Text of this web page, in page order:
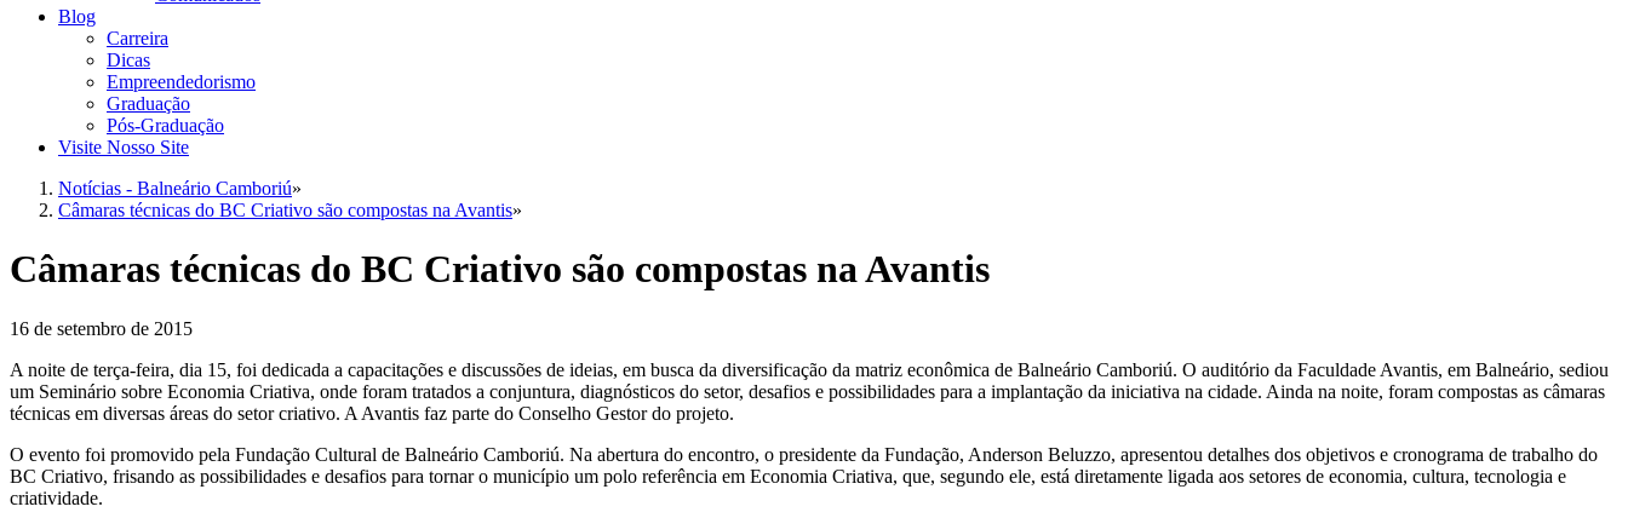
Blog
Carreira
Dicas
Empreendedorismo
Graduação
Pós-Graduação
Visite Nosso Site
Notícias - Balneário Camboriú»
Câmaras técnicas do BC Criativo são compostas na Avantis»
Câmaras técnicas do BC Criativo são compostas na Avantis
16 de setembro de 2015
A noite de terça-feira, dia 15, foi dedicada a capacitações e discussões de ideias, em busca da diversificação da matriz econômica de Balneário Camboriú. O auditório da Faculdade Avantis, em Balneário, sediou
um Seminário sobre Economia Criativa, onde foram tratados a conjuntura, diagnósticos do setor, desafios e possibilidades para a implantação da iniciativa na cidade. Ainda na noite, foram compostas as câmaras
técnicas em diversas áreas do setor criativo. A Avantis faz parte do Conselho Gestor do projeto.
O evento foi promovido pela Fundação Cultural de Balneário Camboriú. Na abertura do encontro, o presidente da Fundação, Anderson Beluzzo, apresentou detalhes dos objetivos e cronograma de trabalho do
BC Criativo, frisando as possibilidades e desafios para tornar o município um polo referência em Economia Criativa, que, segundo ele, está diretamente ligada aos setores de economia, cultura, tecnologia e
criatividade.